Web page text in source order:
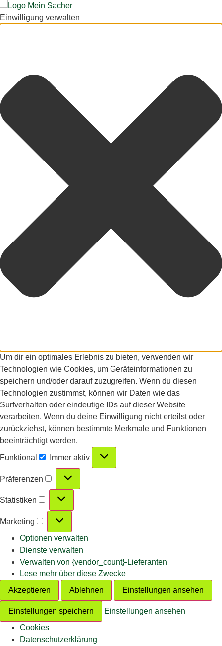
Einwilligung verwalten
Um dir ein optimales Erlebnis zu bieten, verwenden wir
Technologien wie Cookies, um Geräteinformationen zu
speichern und/oder darauf zuzugreifen. Wenn du diesen
Technologien zustimmst, können wir Daten wie das
Surfverhalten oder eindeutige IDs auf dieser Website
verarbeiten. Wenn du deine Einwilligung nicht erteilst oder
zurückziehst, können bestimmte Merkmale und Funktionen
beeinträchtigt werden.
Funktional
Immer aktiv
Präferenzen
Statistiken
Marketing
Optionen verwalten
Dienste verwalten
Verwalten von {vendor_count}-Lieferanten
Lese mehr über diese Zwecke
Akzeptieren
Ablehnen Einstellungen ansehen
Einstellungen speichern
Einstellungen ansehen
Cookies
Datenschutzerklärung